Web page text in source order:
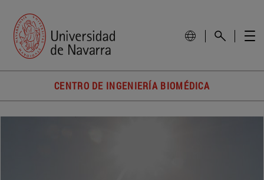
CENTRO DE INGENIERÍA BIOMÉDICA